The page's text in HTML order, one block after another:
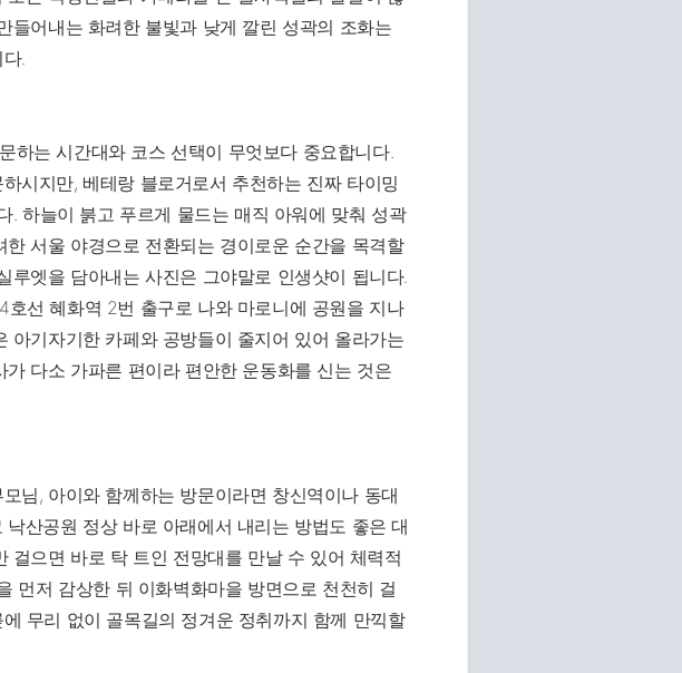
들어내는 화려한 불빛과 낮게 깔린 성곽의 조화는
.
하는 시간대와 코스 선택이 무엇보다 중요합니다.
시지만, 베테랑 블로거로서 추천하는 진짜 타이밍
. 하늘이 붉고 푸르게 물드는 매직 아워에 맞춰 성곽
서울 야경으로 전환되는 경이로운 순간을 목격할
루엣을 담아내는 사진은 그야말로 인생샷이 됩니다.
선 혜화역 2번 출구로 나와 마로니에 공원을 지나
아기자기한 카페와 공방들이 줄지어 있어 올라가는
다소 가파른 편이라 편안한 운동화를 신는 것은
님, 아이와 함께하는 방문이라면 창신역이나 동대
산공원 정상 바로 아래에서 내리는 방법도 좋은 대
걸으면 바로 탁 트인 전망대를 만날 수 있어 체력적
먼저 감상한 뒤 이화벽화마을 방면으로 천천히 걸
무리 없이 골목길의 정겨운 정취까지 함께 만끽할